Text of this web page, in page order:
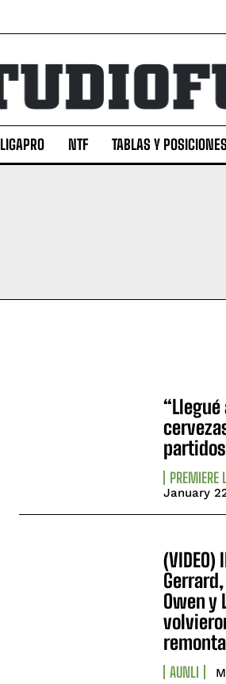
LIGAPRO NTF TABLAS Y POSICIONES
“Llegué
PREMIERE
January
(VIDEO)
Owen y
AUNLI